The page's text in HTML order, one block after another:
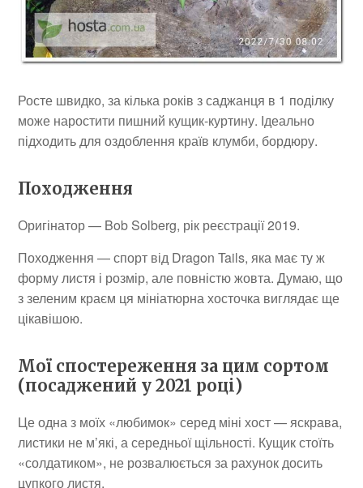
Росте швидко, за кілька років з саджанця в 1 поділку
може наростити пишний кущик-куртину. Ідеально
підходить для оздоблення країв клумби, бордюру.
Походження
Оригінатор — Bob Solberg, рік реєстрації 2019.
Походження — спорт від Dragon Tails, яка має ту ж
форму листя і розмір, але повністю жовта. Думаю, що
з зеленим краєм ця мініатюрна хосточка виглядає ще
цікавішою.
Мої спостереження за цим сортом
(посаджений у 2021 році)
Це одна з моїх «любимок» серед міні хост — яскрава,
листики не м’які, а середньої щільності. Кущик стоїть
«солдатиком», не розвалюється за рахунок досить
цупкого листя.